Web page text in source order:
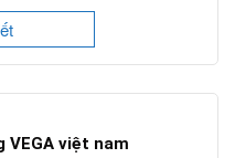
VEGA việt nam